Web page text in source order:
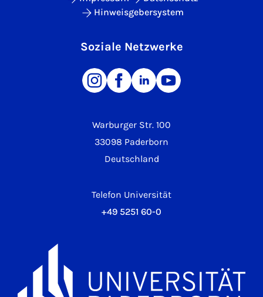
Warburger Str. 100
33098 Paderborn
Deutschland
Telefon Universität
+49 5251 60-0
Hinweisgebersystem
Soziale Netzwerke